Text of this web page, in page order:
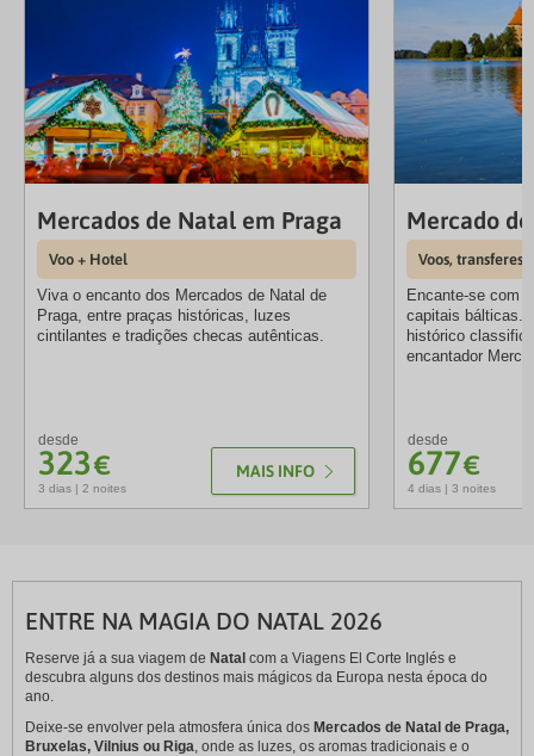
Mercados de Natal em Praga
Voo + Hotel
Viva o encanto dos Mercados de Natal de
Praga, entre praças históricas, luzes
cintilantes e tradições checas autênticas.
desde
323€
3 dias | 2 noites
MAIS INFO
Mercado
Voos, transferes
Encante-se com
capitais bálticas.
histórico
encantador
desde
677€
4 dias | 3 noites
ENTRE NA MAGIA DO NATAL 2026
Reserve já a sua viagem de Natal com a Viagens El Corte Inglés e
descubra alguns dos destinos mais mágicos da Europa nesta época do
ano.
Deixe-se envolver pela atmosfera única dos Mercados de Natal de Praga,
Bruxelas, Vilnius ou Riga, onde as luzes, os aromas tradicionais e o